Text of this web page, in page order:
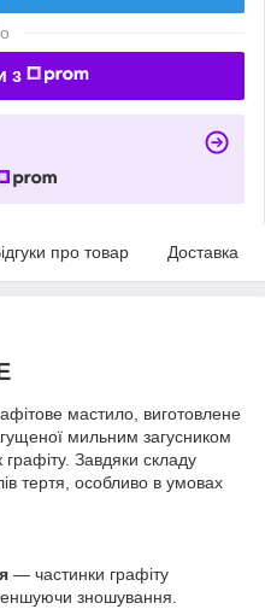
з
про товар Доставка
мастило, виготовлене
мильним загусником
Завдяки складу
тертя, особливо в умовах
— частинки графіту
зношування.